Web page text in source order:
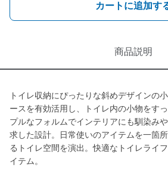
カートに追加す
商品説明
トイレ収納にぴったりな斜めデザインの
ースを有効活用し、トイレ内の小物をす
プルなフォルムでインテリアにも馴染み
求した設計。日常使いのアイテムを一箇
るトイレ空間を演出。快適なトイレライ
イテム。